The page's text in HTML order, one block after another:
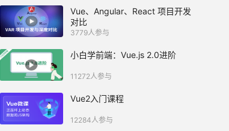
Vue、Angular、React 项目开发
对比
3779人参与
小白学前端：Vue.js 2.0进阶
11272人参与
Vue2入门课程
12284人参与